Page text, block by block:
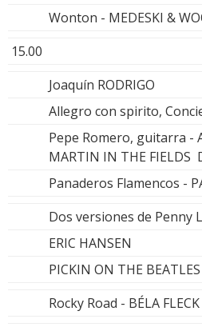
Wonton - MEDESKI &
15.00
Joaquín RODRIGO
Allegro con spirito,
Pepe Romero, guitarra -
MARTIN IN THE
Panaderos Flamencos -
Dos versiones de Penny
ERIC HANSEN
PICKIN ON THE BEATLES
Rocky Road - BÉLA FLECK